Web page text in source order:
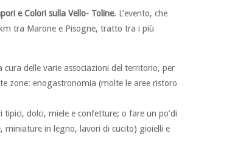
e Colori sulla Vello- Toline. L’evento, che
tra Marone e Pisogne, tratto tra i più
delle varie associazioni del territorio, per
zone: enogastronomia (molte le aree ristoro
dolci, miele e confetture; o fare un po’di
in legno, lavori di cucito) gioielli e